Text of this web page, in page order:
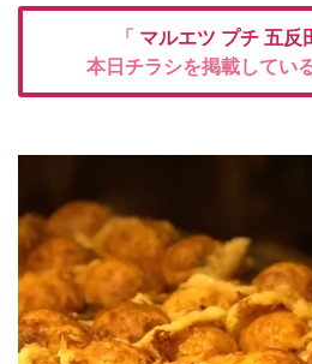
「 マルエツ プチ 五反
本日チラシを掲載してい